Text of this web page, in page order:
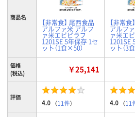
商品名
【非常食】 尾西食品
アルファ米 アルフ
ァ米エビピラフ
1201SE 5年保存 1セ
ット（1食×50）
【非常食
アルフ
ァ米エ
1201SE
ット（3
価格
(税込)
￥25,141
評価
4.0 （11件） 4.0 （11